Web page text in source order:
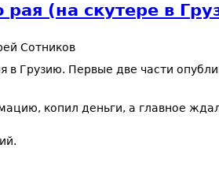
(на cкутере в
Сотников
Грузию. Первые две части
копил деньги, а главное